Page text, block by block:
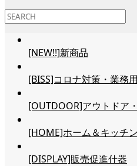
[NEW!!]新商品
[BISS]コロナ対策・業務
[OUTDOOR]アウトドア
[HOME]ホーム＆キッチ
[DISPLAY]販売促進什器